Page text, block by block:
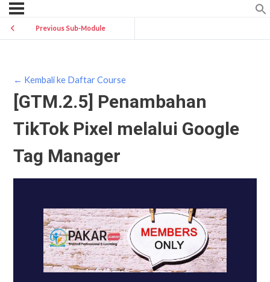
Previous Sub-Module
← Kembali ke Daftar Course
[GTM.2.5] Penambahan
TikTok Pixel melalui Google
Tag Manager